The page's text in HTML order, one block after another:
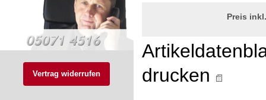
Vertrag widerrufen
Preis
drucken